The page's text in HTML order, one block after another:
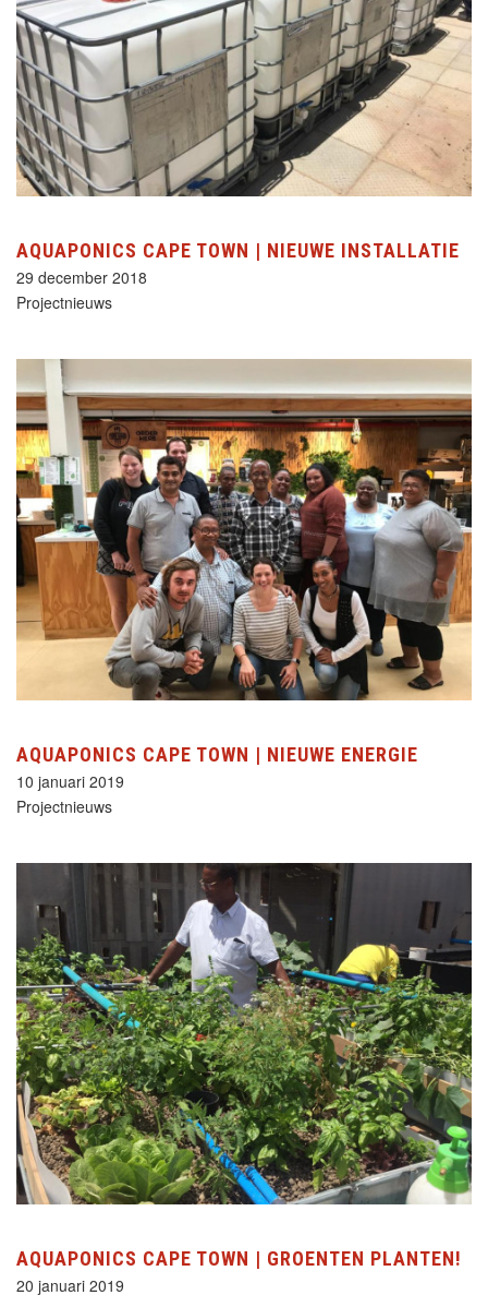
AQUAPONICS CAPE TOWN | NIEUWE INSTALLATIE
29 december 2018
Projectnieuws
AQUAPONICS CAPE TOWN | NIEUWE ENERGIE
10 januari 2019
Projectnieuws
AQUAPONICS CAPE TOWN | GROENTEN PLANTEN!
20 januari 2019